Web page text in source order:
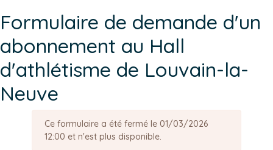
Formulaire de demande d'un
abonnement au Hall
d'athlétisme de Louvain-la-
Neuve
Ce formulaire a été fermé le 01/03/2026
12:00 et n'est plus disponible.